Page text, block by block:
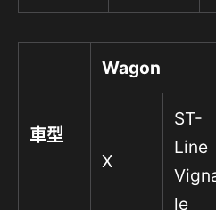
車型
Wagon
X
ST-
Line
le